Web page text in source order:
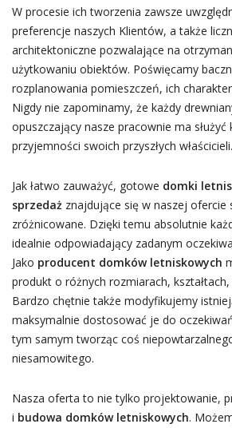
W procesie ich tworzenia zawsze
preferencje naszych Klientów, a także
architektoniczne pozwalające na
użytkowaniu obiektów. Poświęcamy
rozplanowania pomieszczeń, ich
Nigdy nie zapominamy, że każdy
opuszczający nasze pracownie ma służyć
przyjemności swoich przyszłych właścicieli.
Jak łatwo zauważyć, gotowe domki
sprzedażznajdujące się w naszej ofercie
zróżnicowane. Dzięki temu absolutnie
idealnie odpowiadający zadanym
Jako producent domków letniskowych
produkt o różnych rozmiarach,
Bardzo chętnie także modyfikujemy
maksymalnie dostosować je do
tym samym tworząc coś
niesamowitego.
Nasza oferta to nie tylko projektowanie,
i budowa domków letniskowych.